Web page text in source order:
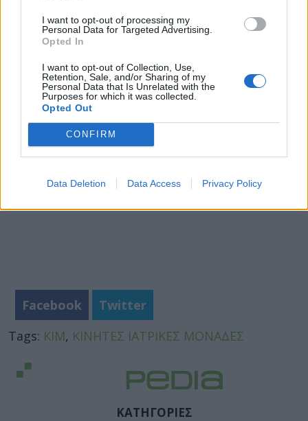
I want to opt-out of processing my
Personal Data for Targeted Advertising.
Opted In
I want to opt-out of Collection, Use,
Retention, Sale, and/or Sharing of my
Personal Data that Is Unrelated with the
Purposes for which it was collected.
Opted Out
CONFIRM
Data Deletion Data Access Privacy Policy
Εταιρεία Μονάδων Υγείας (Α.Ε.Μ.Υ. Α.Ε.), υπό την
επιστημονική επίβλεψη της Α’ Ορθοπεδικής
Χειρουργικής Κλινικής ΕΚΠΑ, με πρωτοβουλία
και αποκλειστική δωρεά από το Ίδρυμα Σταύρος
Νιάρχος (ΙΣΝ).
Facebook
Twitter
Tags: ΚΙΜ, ΚΙΝΗΤΕΣ ΙΑΤΡΙΚΕΣ ΜΟΝΑΔΕΣ
ΚΑΤΗΓΟΡΙΕΣ